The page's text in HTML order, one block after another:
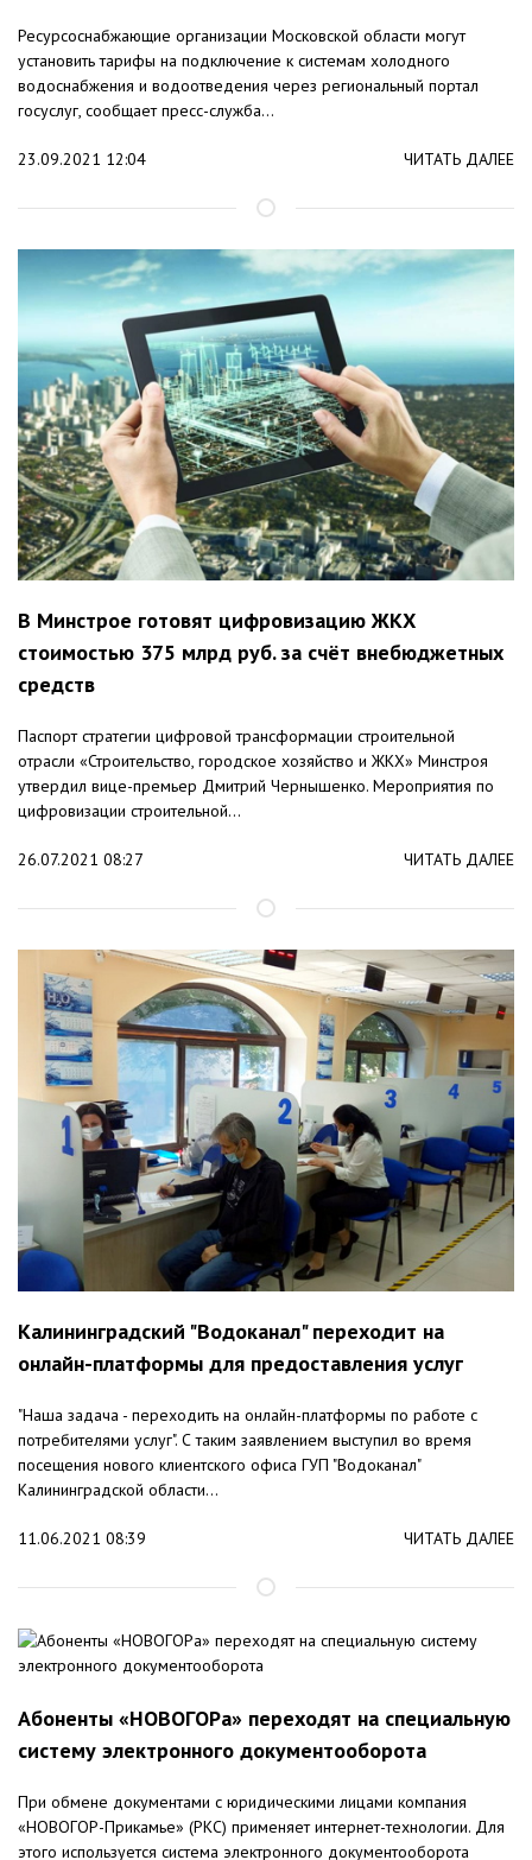
Ресурсоснабжающие организации Московской области могут
установить тарифы на подключение к системам холодного
водоснабжения и водоотведения через региональный портал
госуслуг, сообщает пресс-служба...
23.09.2021 12:04 ЧИТАТЬ ДАЛЕЕ
В Минстрое готовят цифровизацию ЖКХ
стоимостью 375 млрд руб. за счёт внебюджетных
средств
Паспорт стратегии цифровой трансформации строительной
отрасли «Строительство, городское хозяйство и ЖКХ» Минстроя
утвердил вице-премьер Дмитрий Чернышенко. Мероприятия по
цифровизации строительной...
26.07.2021 08:27 ЧИТАТЬ ДАЛЕЕ
Калининградский "Водоканал" переходит на
онлайн-платформы для предоставления услуг
"Наша задача - переходить на онлайн-платформы по работе с
потребителями услуг". С таким заявлением выступил во время
посещения нового клиентского офиса ГУП "Водоканал"
Калининградской области...
11.06.2021 08:39 ЧИТАТЬ ДАЛЕЕ
Абоненты «НОВОГОРа» переходят на специальную
систему электронного документооборота
При обмене документами с юридическими лицами компания
«НОВОГОР-Прикамье» (РКС) применяет интернет-технологии. Для
этого используется система электронного документооборота